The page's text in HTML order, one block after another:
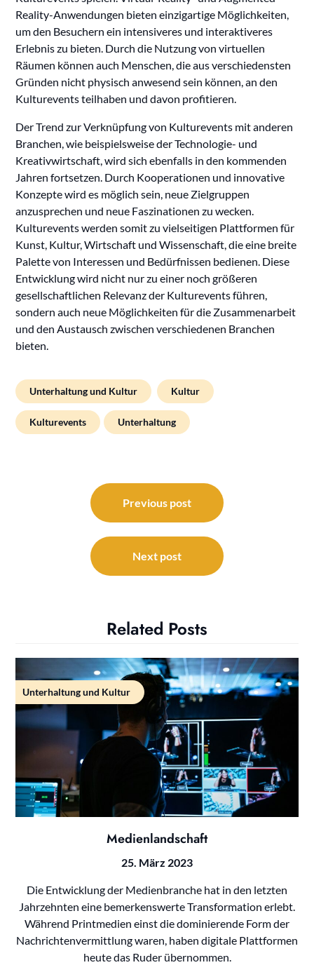
Reality-Anwendungen bieten einzigartige Möglichkeiten,
um den Besuchern ein intensiveres und interaktiveres
Erlebnis zu bieten. Durch die Nutzung von virtuellen
Räumen können auch Menschen, die aus verschiedensten
Gründen nicht physisch anwesend sein können, an den
Kulturevents teilhaben und davon profitieren.
Der Trend zur Verknüpfung von Kulturevents mit anderen
Branchen, wie beispielsweise der Technologie- und
Kreativwirtschaft, wird sich ebenfalls in den kommenden
Jahren fortsetzen. Durch Kooperationen und innovative
Konzepte wird es möglich sein, neue Zielgruppen
anzusprechen und neue Faszinationen zu wecken.
Kulturevents werden somit zu vielseitigen Plattformen für
Kunst, Kultur, Wirtschaft und Wissenschaft, die eine breite
Palette von Interessen und Bedürfnissen bedienen. Diese
Entwicklung wird nicht nur zu einer noch größeren
gesellschaftlichen Relevanz der Kulturevents führen,
sondern auch neue Möglichkeiten für die Zusammenarbeit
und den Austausch zwischen verschiedenen Branchen
bieten.
Unterhaltung und Kultur Kultur
Kulturevents Unterhaltung
Beitragsnavigation
Previous post
Next post
Related Posts
Unterhaltung und Kultur
Medienlandschaft
25. März 2023
Die Entwicklung der Medienbranche hat in den letzten
Jahrzehnten eine bemerkenswerte Transformation erlebt.
Während Printmedien einst die dominierende Form der
Nachrichtenvermittlung waren, haben digitale Plattformen
heute das Ruder übernommen.